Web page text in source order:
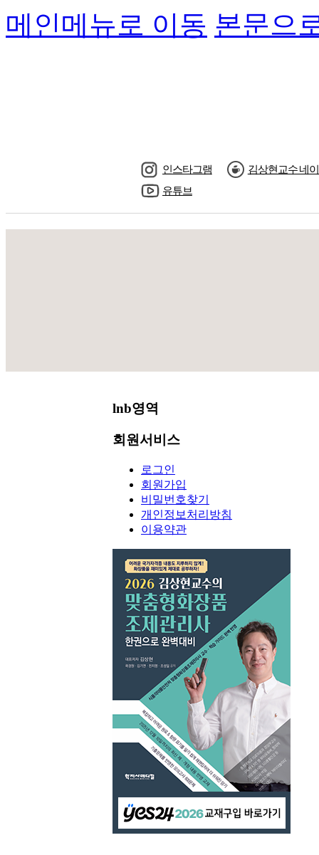
메인메뉴로 이동 본문으
인스타그램
김상현교수 네
유튜브
lnb영역
회원서비스
로그인
회원가입
비밀번호찾기
개인정보처리방침
이용약관